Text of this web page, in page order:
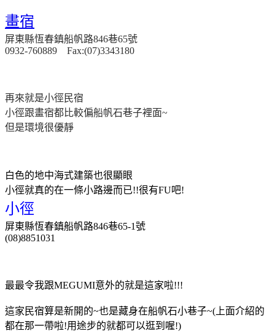
畫宿
屏東縣恆春鎮船帆路846巷65號
0932-760889 Fax:(07)3343180
再來就是小徑民宿
小徑跟畫宿都比較偏船帆石巷子裡面~
但是環境很優靜
白色的地中海式建築也很顯眼
小徑就真的在一條小路邊而已!!很有FU吧!
小徑
屏東縣恆春鎮船帆路846巷65-1號
(08)8851031
最最令我跟MEGUMI意外的就是這家啦!!!
這家民宿算是新開的~也是藏身在船帆石小巷子~(上面介紹的
都在那一帶啦!用途步的就都可以逛到喔!)